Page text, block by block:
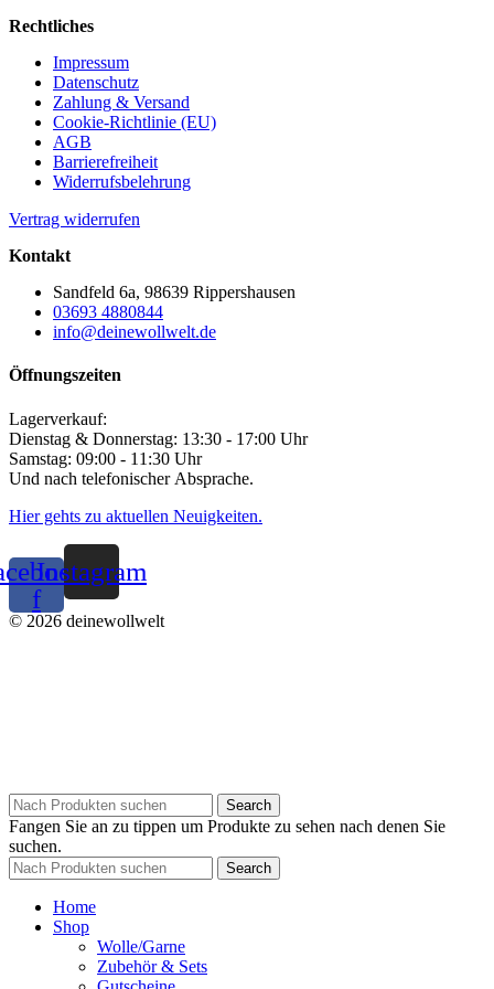
Rechtliches
Impressum
Datenschutz
Zahlung & Versand
Cookie-Richtlinie (EU)
AGB
Barrierefreiheit
Widerrufsbelehrung
Vertrag widerrufen
Kontakt
Sandfeld 6a, 98639 Rippershausen
03693 4880844
info@deinewollwelt.de
Öffnungszeiten
Lagerverkauf:
Dienstag & Donnerstag: 13:30 - 17:00 Uhr
Samstag: 09:00 - 11:30 Uhr
Und nach telefonischer Absprache.
Hier gehts zu aktuellen Neuigkeiten.
f
Instagram
© 2026 deinewollwelt
Search
Fangen Sie an zu tippen um Produkte zu sehen nach denen Sie
suchen.
Search
Home
Shop
Wolle/Garne
Zubehör & Sets